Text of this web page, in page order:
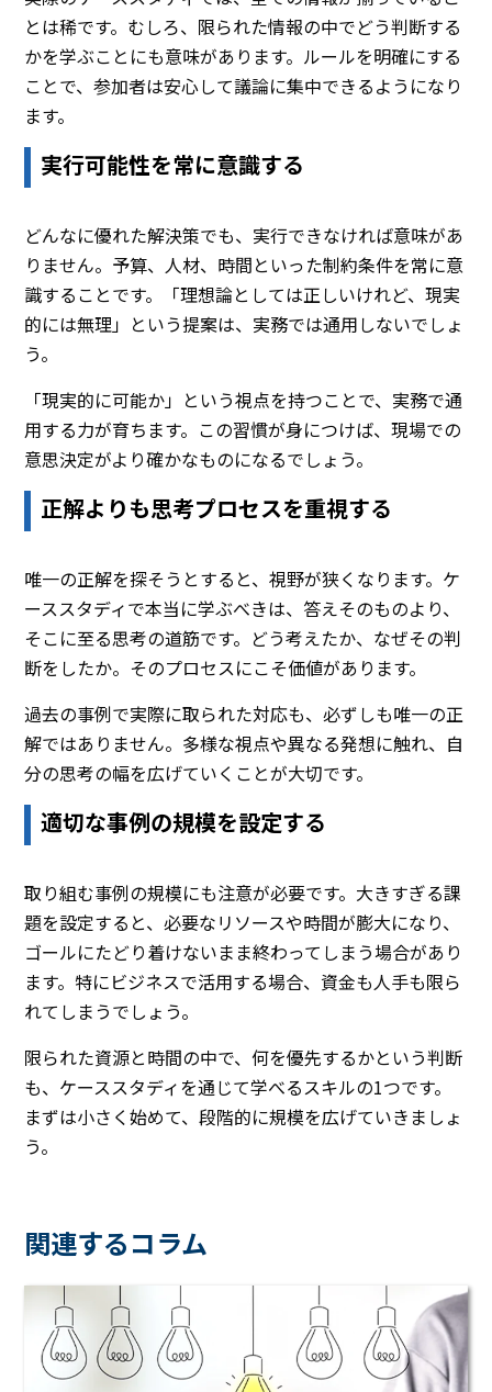
とは稀です。むしろ、限られた情報の中でどう判断する
かを学ぶことにも意味があります。ルールを明確にする
ことで、参加者は安心して議論に集中できるようになり
ます。
実行可能性を常に意識する
どんなに優れた解決策でも、実行できなければ意味があ
りません。予算、人材、時間といった制約条件を常に意
識することです。「理想論としては正しいけれど、現実
的には無理」という提案は、実務では通用しないでしょ
う。
「現実的に可能か」という視点を持つことで、実務で通
用する力が育ちます。この習慣が身につけば、現場での
意思決定がより確かなものになるでしょう。
正解よりも思考プロセスを重視する
唯一の正解を探そうとすると、視野が狭くなります。ケ
ーススタディで本当に学ぶべきは、答えそのものより、
そこに至る思考の道筋です。どう考えたか、なぜその判
断をしたか。そのプロセスにこそ価値があります。
過去の事例で実際に取られた対応も、必ずしも唯一の正
解ではありません。多様な視点や異なる発想に触れ、自
分の思考の幅を広げていくことが大切です。
適切な事例の規模を設定する
取り組む事例の規模にも注意が必要です。大きすぎる課
題を設定すると、必要なリソースや時間が膨大になり、
ゴールにたどり着けないまま終わってしまう場合があり
ます。特にビジネスで活用する場合、資金も人手も限ら
れてしまうでしょう。
限られた資源と時間の中で、何を優先するかという判断
も、ケーススタディを通じて学べるスキルの1つです。
まずは小さく始めて、段階的に規模を広げていきましょ
う。
関連するコラム